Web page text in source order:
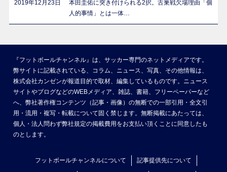
2019年12月23日
本田圭佑に突き付けられる2択。古巣戦欠場理由「個
人的事情」とは一体…
『フットボールチャンネル』は、サッカー専門のネットメディアです。
弊サイトに記載されている、コラム、ニュース、写真、その他情報は、
株式会社カンゼンが報道目的で取材、編集しているものです。ニュース
サイトやブログなどのWEBメディア、雑誌、書籍、フリーペーパーなど
へ、弊社著作権コンテンツ（記事・画像）の無断での一部引用・全文引
用・流用・複写・転載について固く禁じます。無断掲載にあたっては、
個人・法人問わず弊社規定の掲載費用をお支払い頂くことに同意したも
のとします。
フットボールチャンネルについて 記事提供先について